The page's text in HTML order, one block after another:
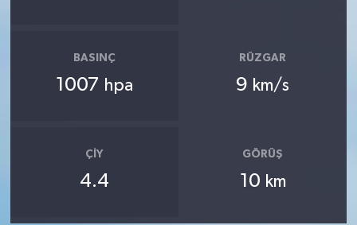
BASINÇ
1007 hpa
RÜZGAR
9 km/s
ÇIY
4.4
GÖRÜŞ
10 km